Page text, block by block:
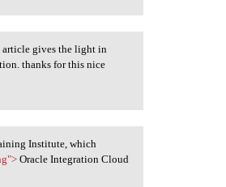
article gives the light in
thanks for this nice
Institute, which
Oracle Integration Cloud